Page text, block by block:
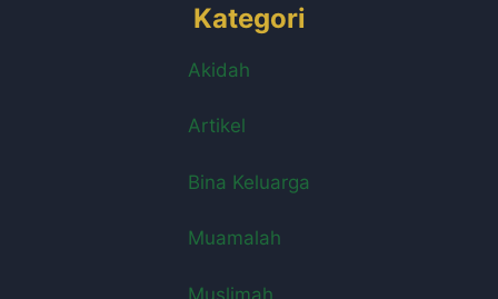
Kategori
Akidah
Artikel
Bina Keluarga
Muamalah
Muslimah